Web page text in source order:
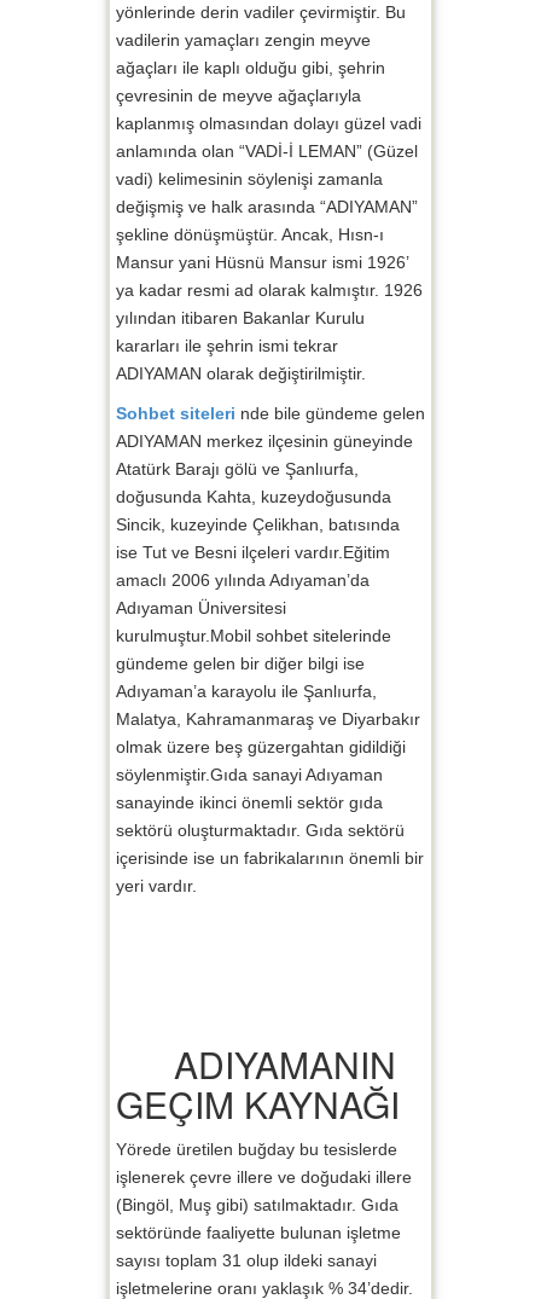
yönlerinde derin vadiler çevirmiştir. Bu
vadilerin yamaçları zengin meyve
ağaçları ile kaplı olduğu gibi, şehrin
çevresinin de meyve ağaçlarıyla
kaplanmış olmasından dolayı güzel vadi
anlamında olan “VADİ-İ LEMAN” (Güzel
vadi) kelimesinin söylenişi zamanla
değişmiş ve halk arasında “ADIYAMAN”
şekline dönüşmüştür. Ancak, Hısn-ı
Mansur yani Hüsnü Mansur ismi 1926’
ya kadar resmi ad olarak kalmıştır. 1926
yılından itibaren Bakanlar Kurulu
kararları ile şehrin ismi tekrar
ADIYAMAN olarak değiştirilmiştir.
Sohbet siteleri nde bile gündeme gelen
ADIYAMAN merkez ilçesinin güneyinde
Atatürk Barajı gölü ve Şanlıurfa,
doğusunda Kahta, kuzeydoğusunda
Sincik, kuzeyinde Çelikhan, batısında
ise Tut ve Besni ilçeleri vardır.Eğitim
amaclı 2006 yılında Adıyaman’da
Adıyaman Üniversitesi
kurulmuştur.Mobil sohbet sitelerinde
gündeme gelen bir diğer bilgi ise
Adıyaman’a karayolu ile Şanlıurfa,
Malatya, Kahramanmaraş ve Diyarbakır
olmak üzere beş güzergahtan gidildiği
söylenmiştir.Gıda sanayi Adıyaman
sanayinde ikinci önemli sektör gıda
sektörü oluşturmaktadır. Gıda sektörü
içerisinde ise un fabrikalarının önemli bir
yeri vardır.
ADIYAMANIN
GEÇIM KAYNAĞI
Yörede üretilen buğday bu tesislerde
işlenerek çevre illere ve doğudaki illere
(Bingöl, Muş gibi) satılmaktadır. Gıda
sektöründe faaliyette bulunan işletme
sayısı toplam 31 olup ildeki sanayi
işletmelerine oranı yaklaşık % 34’dedir.